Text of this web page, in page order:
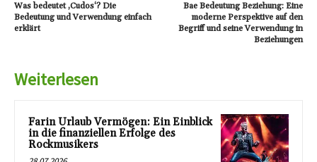
Was bedeutet ‚Cudos‘? Die
Bedeutung und Verwendung einfach
erklärt
Bae Bedeutung Beziehung: Eine
moderne Perspektive auf den
Begriff und seine Verwendung in
Beziehungen
Weiterlesen
Farin Urlaub Vermögen: Ein Einblick
in die finanziellen Erfolge des
Rockmusikers